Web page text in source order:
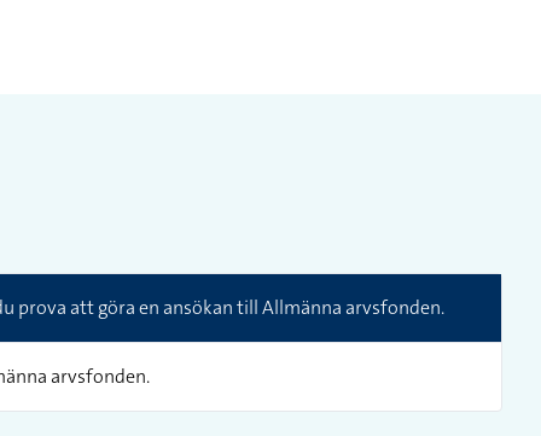
prova att göra en ansökan till Allmänna arvsfonden.
arvsfonden.